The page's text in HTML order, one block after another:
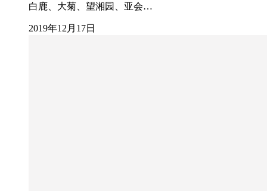
白鹿、大菊、望湘园、亚会…
2019年12月17日